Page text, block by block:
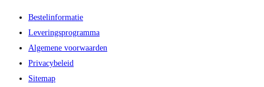
Bestelinformatie
Leveringsprogramma
Algemene voorwaarden
Privacybeleid
Sitemap